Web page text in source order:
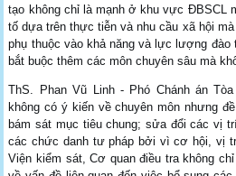
tạo không chỉ là mạnh ở khu vực ĐBSCL
tố dựa trên thực tiễn và nhu cầu xã hội
phụ thuộc vào khả năng và lực lượng đào
bắt buộc thêm các môn chuyên sâu mà
ThS. Phan Vũ Linh - Phó Chánh án
không có ý kiến về chuyên môn nhưng
bám sát mục tiêu chung; sửa đổi các vị
các chức danh tư pháp bởi vì cơ hội, vị
Viện kiểm sát, Cơ quan điều tra không